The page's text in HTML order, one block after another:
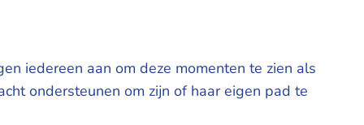
iedereen aan om deze momenten te zien als
ondersteunen om zijn of haar eigen pad te